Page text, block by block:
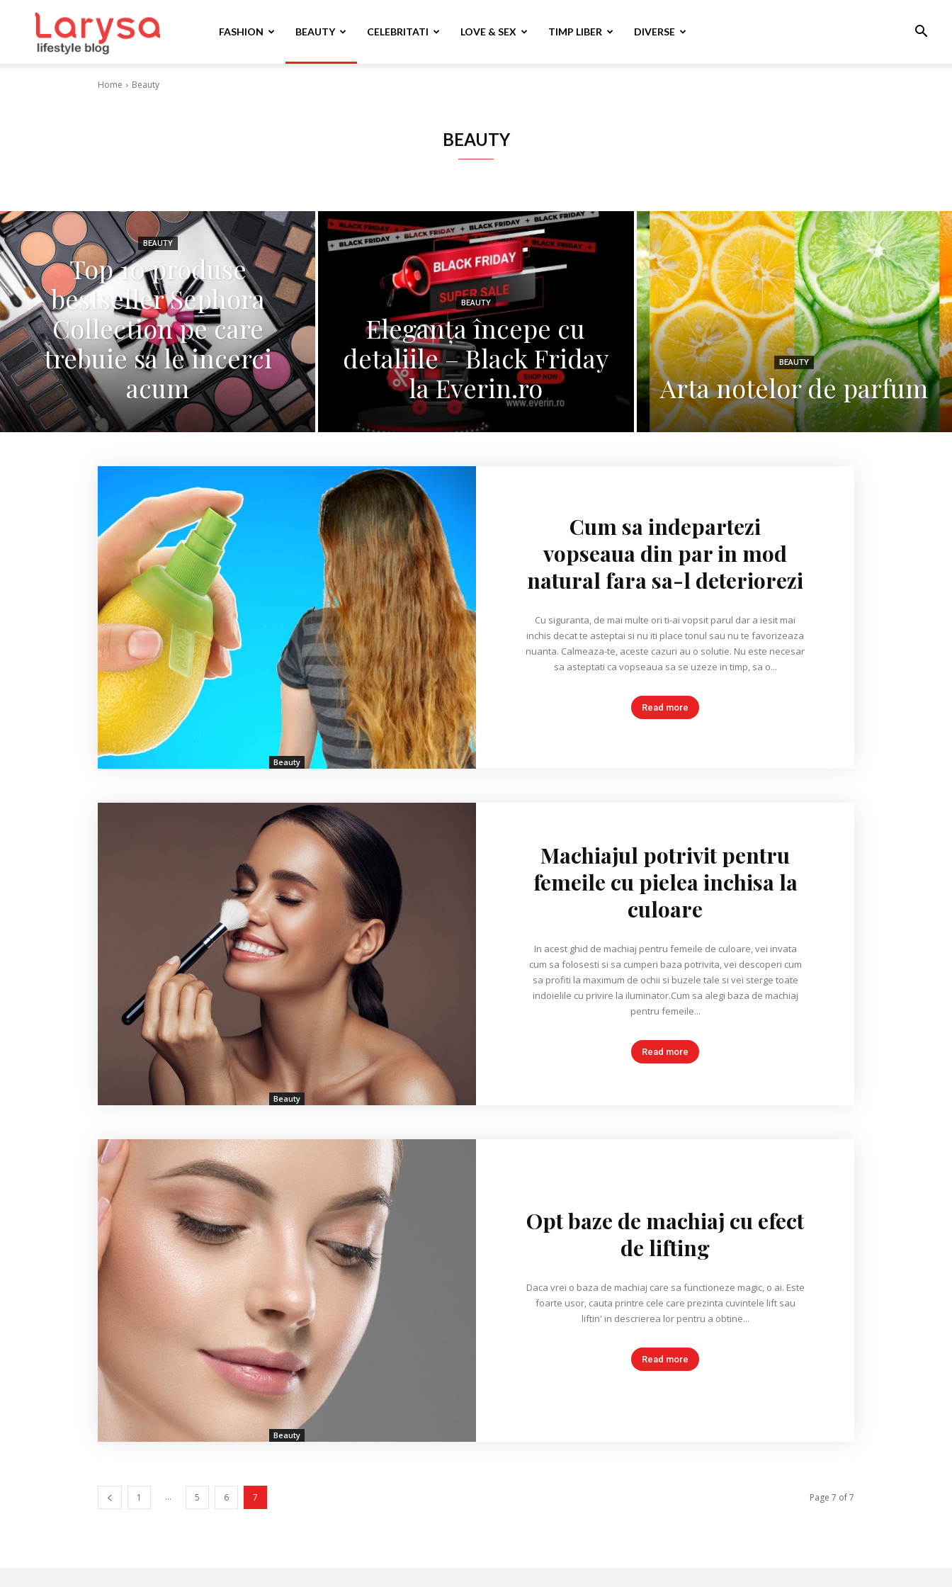
FASHION BEAUTY CELEBRITATI LOVE & SEX TIMP LIBER DIVERSE
Home Beauty
BEAUTY
BEAUTY
Top 10 produse
bestseller Sephora
Collection pe care
trebuie sa le incerci
acum
BEAUTY
Eleganța începe cu
detaliile – Black Friday
la Everin.ro
BEAUTY
Arta notelor de parfum
Beauty
Cum sa indepartezi
vopseaua din par in mod
natural fara sa-l deteriorezi
Cu siguranta, de mai multe ori ti-ai vopsit parul dar a iesit mai
inchis decat te asteptai si nu iti place tonul sau nu te favorizeaza
nuanta. Calmeaza-te, aceste cazuri au o solutie. Nu este necesar
sa asteptati ca vopseaua sa se uzeze in timp, sa o...
Read more
Beauty
Machiajul potrivit pentru
femeile cu pielea inchisa la
culoare
In acest ghid de machiaj pentru femeile de culoare, vei invata
cum sa folosesti si sa cumperi baza potrivita, vei descoperi cum
sa profiti la maximum de ochii si buzele tale si vei sterge toate
indoielile cu privire la iluminator.Cum sa alegi baza de machiaj
pentru femeile...
Read more
Beauty
Opt baze de machiaj cu efect
de lifting
Daca vrei o baza de machiaj care sa functioneze magic, o ai. Este
foarte usor, cauta printre cele care prezinta cuvintele lift sau
liftin' in descrierea lor pentru a obtine...
Read more
1 ... 5 6 7 Page 7 of 7